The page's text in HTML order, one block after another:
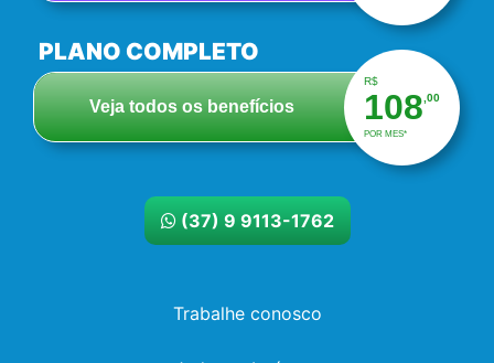
PLANO COMPLETO
Veja todos os benefícios
R$
108 ,00
POR MES*
(37) 9 9113-1762
Trabalhe conosco